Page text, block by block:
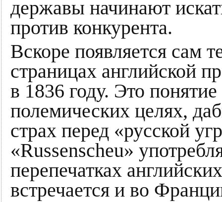
державы начинают
против конкурента.
Вскоре появляется сам
страницах английской
в 1836 году. Это
полемических целях,
страх перед «русской
«Russenscheu»
перепечатках
встречается и во